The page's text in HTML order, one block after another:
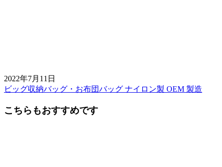
2022年7月11日
前
後
ビッグ収納バッグ・お布団バッグ ナイロン製 OEM 製造
こちらもおすすめです